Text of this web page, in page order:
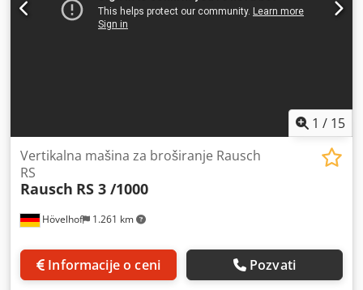
1 / 15
Hövelhof 1.261 km
Vertikalna mašina za broširanje Rausch
RS
Rausch RS 3 /1000
Informacije o ceni Pozvati